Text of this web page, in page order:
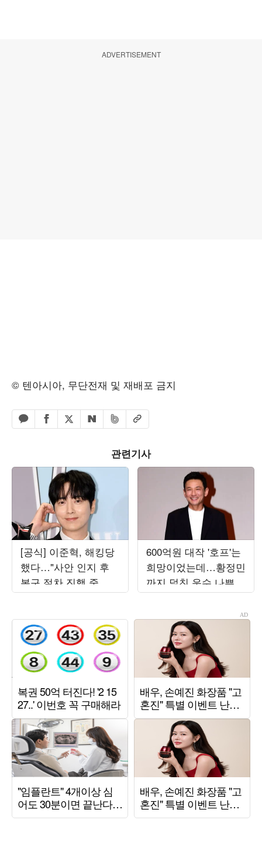
ADVERTISEMENT
© 텐아시아, 무단전재 및 재배포 금지
카카오톡 공유하기
페이스북 공유하기
엑스 공유하기
네이버 공유하기
밴드 공유하기
URL복사
관련기사
[공식] 이준혁, 해킹당
했다…"사안 인지 후
복구 절차 진행 중, 최
선의 조치 취하고 있
600억원 대작 '호프'는
희망이었는데…황정민
까지 덮친 운수 나쁜
여름 [TEN스타필드]